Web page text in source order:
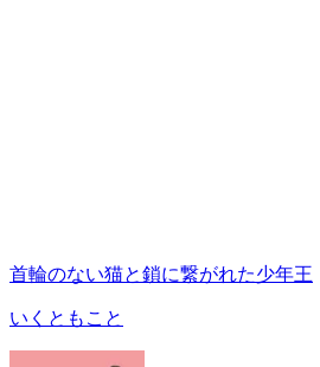
首輪のない猫と鎖に繋がれた少年王
いくともこと